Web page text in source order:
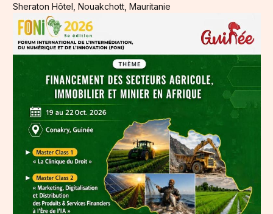
Sheraton Hôtel, Nouakchott, Mauritanie